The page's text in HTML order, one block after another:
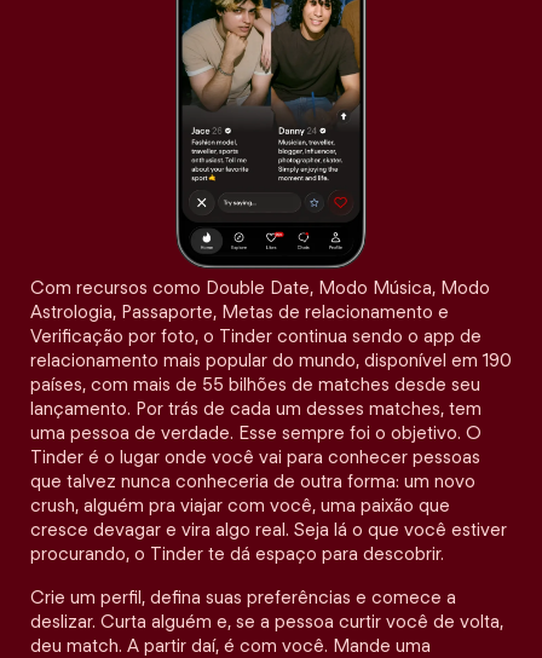
Com recursos como Double Date, Modo Música, Modo
Astrologia, Passaporte, Metas de relacionamento e
Verificação por foto, o Tinder continua sendo o app de
relacionamento mais popular do mundo, disponível em 190
países, com mais de 55 bilhões de matches desde seu
lançamento. Por trás de cada um desses matches, tem
uma pessoa de verdade. Esse sempre foi o objetivo. O
Tinder é o lugar onde você vai para conhecer pessoas
que talvez nunca conheceria de outra forma: um novo
crush, alguém pra viajar com você, uma paixão que
cresce devagar e vira algo real. Seja lá o que você estiver
procurando, o Tinder te dá espaço para descobrir.
Crie um perfil, defina suas preferências e comece a
deslizar. Curta alguém e, se a pessoa curtir você de volta,
deu match. A partir daí, é com você. Mande uma